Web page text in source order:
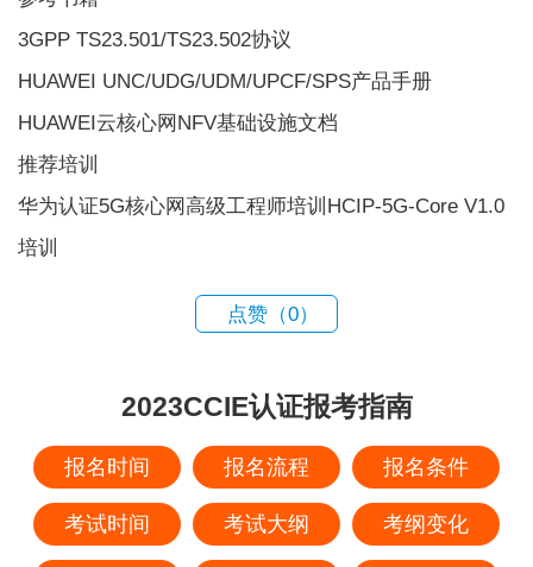
3GPP TS23.501/TS23.502协议
HUAWEI UNC/UDG/UDM/UPCF/SPS产品手册
HUAWEI云核心网NFV基础设施文档
推荐培训
华为认证5G核心网高级工程师培训HCIP-5G-Core V1.0
培训
点赞（0）
2023CCIE认证报考指南
报名时间 报名流程 报名条件
考试时间 考试大纲 考纲变化